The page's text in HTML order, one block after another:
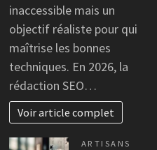
inaccessible mais un
objectif réaliste pour qui
maîtrise les bonnes
techniques. En 2026, la
rédaction SEO…
Voir article complet
ARTISANS